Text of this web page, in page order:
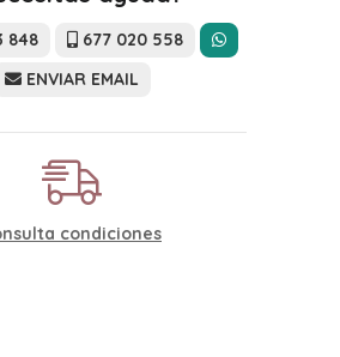
848
677 020 558
ENVIAR EMAIL
condiciones